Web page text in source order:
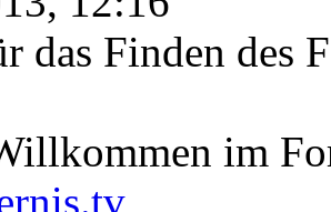
das Finden des
im